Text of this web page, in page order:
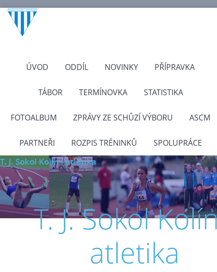
ÚVOD ODDÍL NOVINKY PŘÍPRAVKA
TÁBOR TERMÍNOVKA STATISTIKA
FOTOALBUM ZPRÁVY ZE SCHŮZÍ VÝBORU ASCM
PARTNEŘI ROZPIS TRÉNINKŮ SPOLUPRÁCE
T. J. Sokol Kolín - atletika
T. J. Sokol
atletika